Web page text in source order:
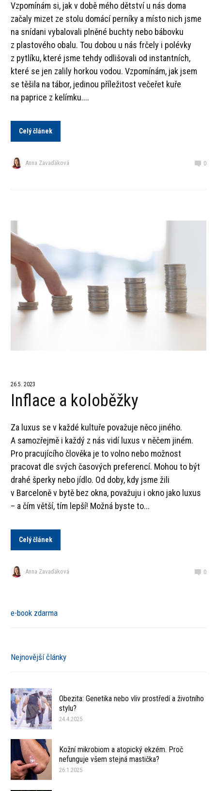
Vzpomínám si, jak v době mého dětství u nás doma
začaly mizet ze stolu domácí perníky a místo nich jsme
na snídani vybalovali plněné buchty nebo bábovku
z plastového obalu. Tou dobou u nás frčely i polévky
z pytlíku, které jsme tehdy odlišovali od instantních,
které se jen zalily horkou vodou. Vzpomínám, jak jsem
se těšila na tábor, jedinou příležitost večeřet kuře
na paprice z kelímku....
Celý článek
Anna Zavaďáková 0
26.5. 2023
Inflace a koloběžky
Za luxus se v každé kultuře považuje něco jiného.
A samozřejmě i každý z nás vidí luxus v něčem jiném.
Pro pracujícího člověka je to volno nebo možnost
pracovat dle svých časových preferencí. Mohou to být
drahé šperky nebo jídlo. Od doby, kdy jsme žili
v Barceloně v bytě bez okna, považuju i okno jako luxus
– a čím větší, tím lepší! Možná byste to...
Celý článek
Anna Zavaďáková 0
e-book zdarma
Nejnovější články
Obezita: Genetika nebo vliv prostředí a životního
stylu?
24.4.2025
Kožní mikrobiom a atopický ekzém. Proč
nefunguje všem stejná mastička?
26.1.2025